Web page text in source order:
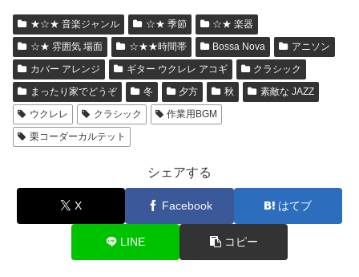
★☆★ 音楽ジャンル ☆★ 季節
☆★ 楽器
☆★ 雰囲気 場面
☆★★時間帯 Bossa Nova
アニソン
カバー アレンジ
ギター ウクレレ アコギ
クラシック
まったり家でどうぞ
冬 夕方 秋
素敵な JAZZ
ウクレレ
クラシック
作業用BGM
栗コーダーカルテット
シェアする
X Facebook はてブ
LINE コピー